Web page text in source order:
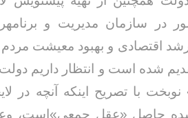
سازمان مدیریت و
اقتصادی و بهبود معیشت مردم
شده است و انتظار داریم
نوبخت با تصریح اینکه آنچه
حاصل «عقل جمعی»است،